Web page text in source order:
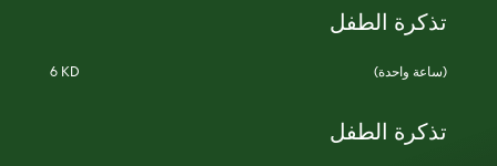
تذكرة الطفل
6 KD (ساعة واحدة)
تذكرة الطفل